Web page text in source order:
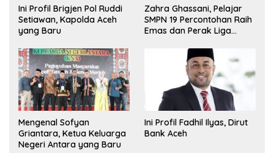
Ini Profil Brigjen Pol Ruddi
Setiawan, Kapolda Aceh
yang Baru
Zahra Ghassani, Pelajar
SMPN 19 Percontohan Raih
Emas dan Perak Liga
Mengenal Sofyan
Griantara, Ketua Keluarga
Negeri Antara yang Baru
Ini Profil Fadhil Ilyas, Dirut
Bank Aceh